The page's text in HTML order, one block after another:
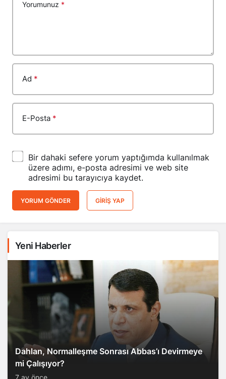
Ad *
E-Posta *
Bir dahaki sefere yorum yaptığımda kullanılmak
üzere adımı, e-posta adresimi ve web site
adresimi bu tarayıcıya kaydet.
YORUM GÖNDER GIRIŞ YAP
Yeni Haberler
Dahlan, Normalleşme Sonrası Abbas’ı Devirmeye
mi Çalışıyor?
7 ay önce